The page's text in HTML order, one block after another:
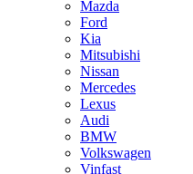
Mazda
Ford
Kia
Mitsubishi
Nissan
Mercedes
Lexus
Audi
BMW
Volkswagen
Vinfast